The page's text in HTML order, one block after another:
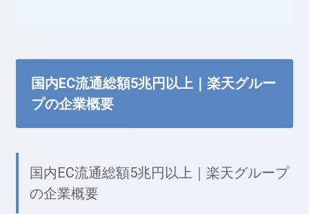
国内EC流通総額5兆円以上｜楽天グルー
プの企業概要
国内EC流通総額5兆円以上｜楽天グループ
の企業概要